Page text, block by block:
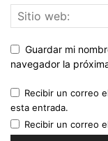
Guardar mi
navegador la
Recibir un correo
esta entrada.
Recibir un correo